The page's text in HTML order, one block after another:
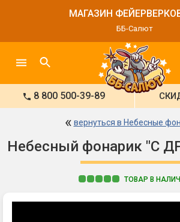
МАГАЗИН
ББ-Салют
8 800 500-39-89
« вернуться в Небесные
Небесный фонарик "С
ТОВАР В